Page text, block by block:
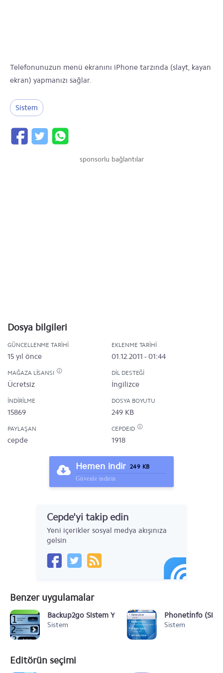
Telefonunuzun menü ekranını iPhone tarzında (slayt, kayan
ekran) yapmanızı sağlar.
Sistem
sponsorlu bağlantılar
Dosya bilgileri
GÜNCELLENME TARIHI
15 yıl önce
EKLENME TARIHI
01.12.2011 - 01:44
MAĞAZA LISANSI
Ücretsiz
DIL DESTEĞI
İngilizce
İNDIRILME
15869
DOSYA BOYUTU
249 KB
PAYLAŞAN
cepde
CEPDEID
1918
Hemen indir 249 KB
Güvenle indirin
Cepde'yi takip edin
Yeni içerikler sosyal medya akışınıza
gelsin
Benzer uygulamalar
Backup2go Sistem Yedekleme
Sistem
Phonetİnfo
Sistem
Editörün seçimi